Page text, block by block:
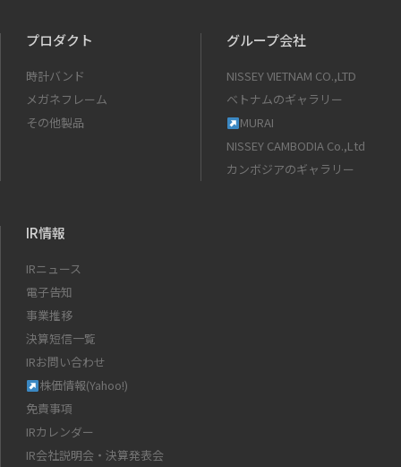
プロダクト
時計バンド
メガネフレーム
その他製品
グループ会社
NISSEY VIETNAM CO.,LTD
ベトナムのギャラリー
MURAI
NISSEY CAMBODIA Co.,Ltd
カンボジアのギャラリー
IR情報
IRニュース
電子告知
事業推移
決算短信一覧
IRお問い合わせ
株価情報(Yahoo!)
免責事項
IRカレンダー
IR会社説明会・決算発表会